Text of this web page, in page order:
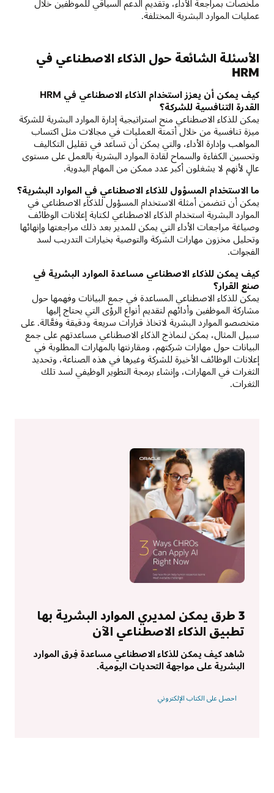
ملخصات بمراجعة الأداء، وتقديم الدعم السياقي للموظفين خلال
عمليات الموارد البشرية المختلفة.
الأسئلة الشائعة حول الذكاء الاصطناعي في
HRM
كيف يمكن أن يعزز استخدام الذكاء الاصطناعي في HRM
القدرة التنافسية للشركة؟
يمكن للذكاء الاصطناعي منح استراتيجية إدارة الموارد البشرية للشركة
ميزة تنافسية من خلال أتمتة العمليات في مجالات مثل اكتساب
المواهب وإدارة الأداء، والتي يمكن أن تساعد في تقليل التكاليف
وتحسين الكفاءة والسماح لقادة الموارد البشرية بالعمل على مستوى
عالٍ لأنهم لا يشغلون أكبر عدد ممكن من المهام اليدوية.
ما الاستخدام المسؤول للذكاء الاصطناعي في الموارد البشرية؟
يمكن أن تتضمن أمثلة الاستخدام المسؤول للذكاء الاصطناعي في
الموارد البشرية استخدام الذكاء الاصطناعي لكتابة إعلانات الوظائف
وصياغة مراجعات الأداء التي يمكن للمدير بعد ذلك مراجعتها وإنهائها
وتحليل مخزون مهارات الشركة والتوصية بخيارات التدريب لسد
الفجوات.
كيف يمكن للذكاء الاصطناعي مساعدة الموارد البشرية في
صنع القرار؟
يمكن للذكاء الاصطناعي المساعدة في جمع البيانات وفهمها حول
مشاركة الموظفين وأدائهم لتقديم أنواع الرؤى التي يحتاج إليها
متخصصو الموارد البشرية لاتخاذ قرارات سريعة ودقيقة وفعَّالة. على
سبيل المثال، يمكن لنماذج الذكاء الاصطناعي مساعدتهم على جمع
البيانات حول مهارات شركتهم، ومقارنتها بالمهارات المطلوبة في
إعلانات الوظائف الأخيرة للشركة وغيرها في هذه الصناعة، وتحديد
الثغرات في المهارات، وإنشاء برمجة التطوير الوظيفي لسد تلك
الثغرات.
3 طرق يمكن لمديري الموارد البشرية بها
تطبيق الذكاء الاصطناعي الآن
شاهد كيف يمكن للذكاء الاصطناعي مساعدة فِرق الموارد
البشرية على مواجهة التحديات اليومية.
احصل على الكتاب الإلكتروني